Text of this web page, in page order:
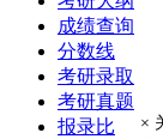
成绩查询
分数线
考研录取
考研真题
报录比
×